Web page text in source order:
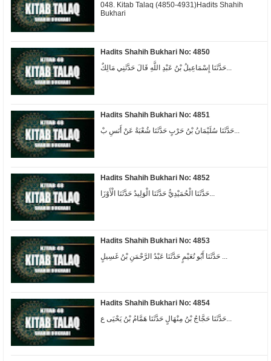
048. Kitab Talaq (4850-4931)Hadits Shahih
Bukhari
Hadits Shahih Bukhari No: 4850
حَدَّثَنَا إِسْمَاعِيلُ بْنُ عَبْدِ اللَّهِ قَالَ حَدَّثَنِي مَالِكٌ...
Hadits Shahih Bukhari No: 4851
حَدَّثَنَا سُلَيْمَانُ بْنُ حَرْبٍ حَدَّثَنَا شُعْبَةُ عَنْ أَنَسِ بْ...
Hadits Shahih Bukhari No: 4852
Hadits Shahih Bukhari No: 4853
Hadits Shahih Bukhari No: 4854
حَدَّثَنَا حَجَّاجُ بْنُ مِنْهَالٍ حَدَّثَنَا هَمَّامُ بْنُ يَحْيَى ع...